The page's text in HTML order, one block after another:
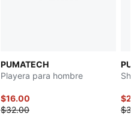
PUMATECH
Playera para hombre
$16.00
$32.00